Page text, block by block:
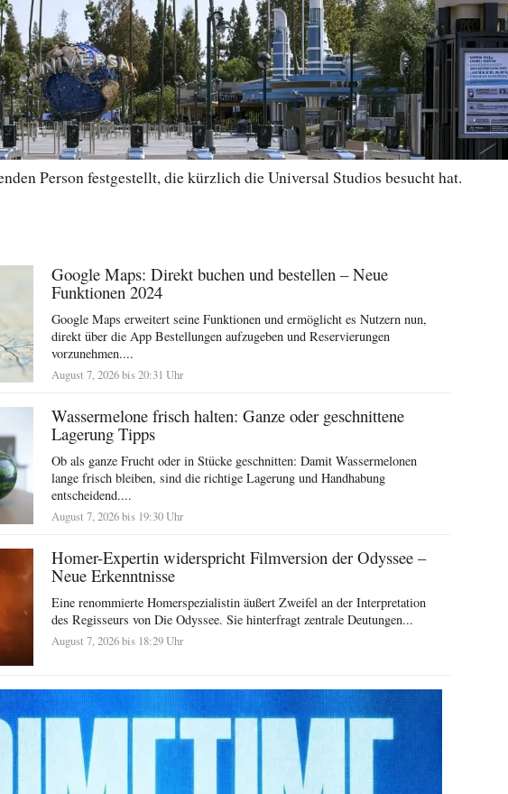
Person festgestellt, die kürzlich die Universal Studios besucht hat.
Google Maps: Direkt buchen und bestellen – Neue
Funktionen 2024
Google Maps erweitert seine Funktionen und ermöglicht es Nutzern nun,
direkt über die App Bestellungen aufzugeben und Reservierungen
vorzunehmen....
August 7, 2026 bis 20:31 Uhr
Wassermelone frisch halten: Ganze oder geschnittene
Lagerung Tipps
Ob als ganze Frucht oder in Stücke geschnitten: Damit Wassermelonen
lange frisch bleiben, sind die richtige Lagerung und Handhabung
entscheidend....
August 7, 2026 bis 19:30 Uhr
Homer-Expertin widerspricht Filmversion der Odyssee –
Neue Erkenntnisse
Eine renommierte Homerspezialistin äußert Zweifel an der Interpretation
des Regisseurs von Die Odyssee. Sie hinterfragt zentrale Deutungen...
August 7, 2026 bis 18:29 Uhr